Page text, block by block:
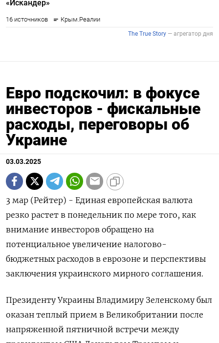
Евро подскочил: в фокусе
инвесторов - фискальные
расходы, переговоры об
Украине
03.03.2025
3 мар (Рейтер) - Единая европейская валюта
резко растет в понедельник по мере того, как
внимание инвесторов обращено на
потенциальное увеличение налогово-
бюджетных расходов в еврозоне и перспективы
заключения украинского мирного соглашения.
Президенту Украины Владимиру Зеленскому был
оказан теплый прием в Великобритании после
напряженной пятничной встречи между